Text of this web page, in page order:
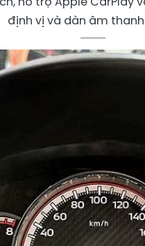
định vị và dàn âm